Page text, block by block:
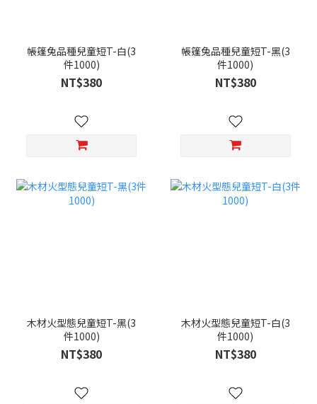
帳篷兔品種兒童短T-白(3
件1000)
NT$380
帳篷兔品種兒童短T-黑(3
件1000)
NT$380
木材火型態兒童短T-黑(3
件1000)
NT$380
木材火型態兒童短T-白(3
件1000)
NT$380